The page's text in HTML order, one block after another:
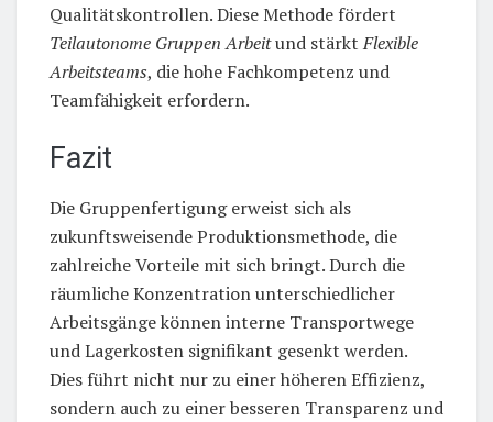
Qualitätskontrollen. Diese Methode fördert
Teilautonome Gruppen Arbeitund stärktFlexible
Arbeitsteams, die hohe Fachkompetenz und
Teamfähigkeit erfordern.
Fazit
Die Gruppenfertigung erweist sich als
zukunftsweisende Produktionsmethode, die
zahlreiche Vorteile mit sich bringt. Durch die
räumliche Konzentration unterschiedlicher
Arbeitsgänge können interne Transportwege
und Lagerkosten signifikant gesenkt werden.
Dies führt nicht nur zu einer höheren Effizienz,
sondern auch zu einer besseren Transparenz und